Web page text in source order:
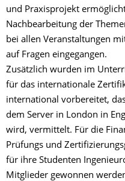
und Praxisprojekt
Nachbearbeitung der
bei allen Veranstaltungen
auf Fragen eingegangen.
Zusätzlich wurden im
für das internationale
international vorbereitet,
dem Server in London in
wird, vermittelt. Für die
Prüfungs und
für ihre Studenten
Mitglieder gewonnen